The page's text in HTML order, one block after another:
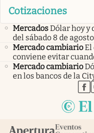
Cotizaciones
MercadosDólar hoy y
del sábado 8 de
Mercado cambiarioEl
conviene evitar
Mercado cambiario
en los bancos de la